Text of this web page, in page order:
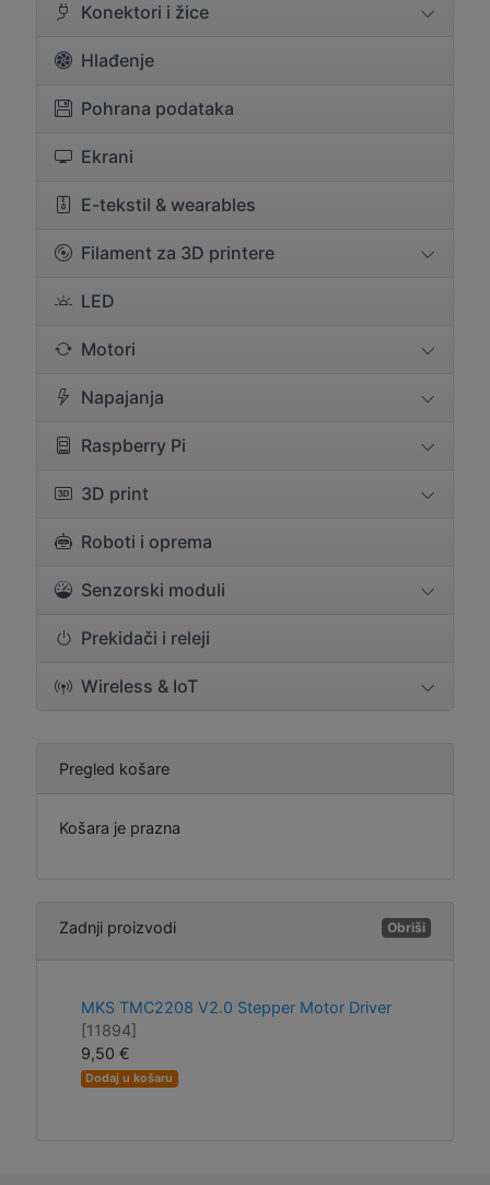
Konektori i žice
Hlađenje
Pohrana podataka
Ekrani
E-tekstil & wearables
Filament za 3D printere
LED
Motori
Napajanja
Raspberry Pi
3D print
Roboti i oprema
Senzorski moduli
Prekidači i releji
Wireless & IoT
Pregled košare
Košara je prazna
Zadnji proizvodi Obriši
MKS TMC2208 V2.0 Stepper Motor Driver
[11894]
9,50 €
Dodaj u košaru